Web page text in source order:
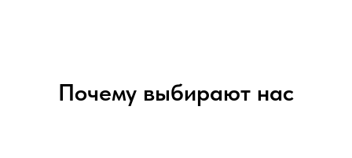
Почему выбирают нас